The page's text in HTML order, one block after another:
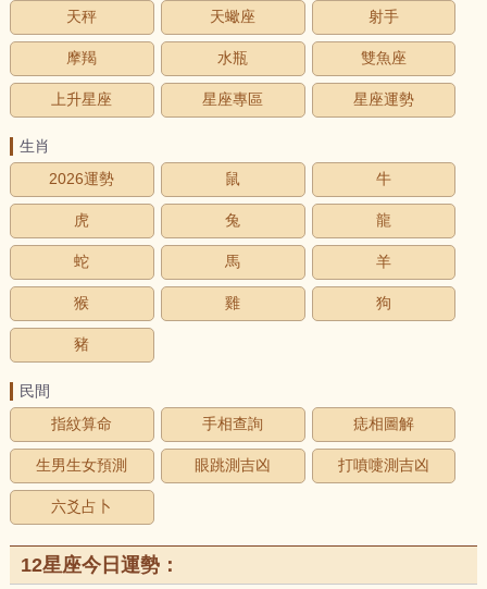
天秤 天蠍座 射手
摩羯 水瓶 雙魚座
上升星座 星座專區 星座運勢
生肖
2026運勢
鼠 牛
虎 兔 龍
蛇 馬 羊
猴 雞 狗
豬
民間
指紋算命
手相查詢 痣相圖解
生男生女預測 眼跳測吉凶 打噴嚏測吉凶
六爻占卜
12星座今日運勢：